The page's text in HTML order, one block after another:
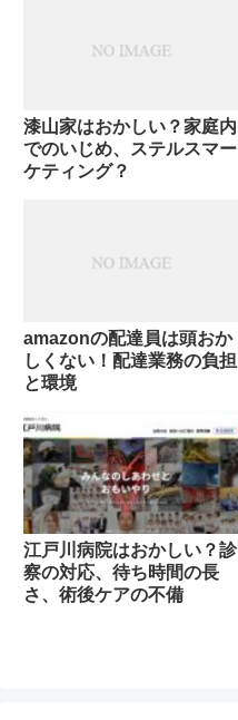
漆山家はおかしい？家庭内
でのいじめ、ステルスマー
ケティング？
amazonの配達員は頭おか
しくない！配達業務の負担
と環境
江戸川病院はおかしい？診
察の対応、待ち時間の長
さ、術後ケアの不備